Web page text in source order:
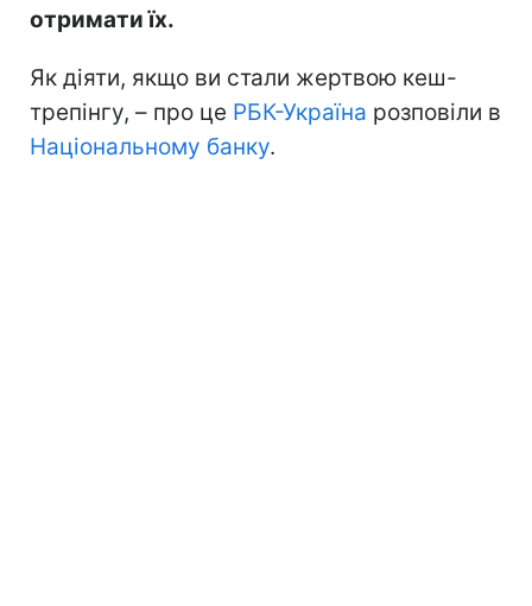
отримати їх.
Як діяти, якщо ви стали жертвою кеш-
трепінгу, – про це РБК-Україна розповіли в
Національному банку.